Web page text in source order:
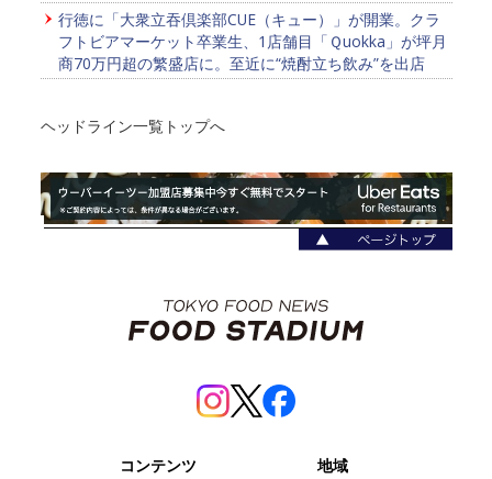
行徳に「大衆立吞倶楽部CUE（キュー）」が開業。クラ
フトビアマーケット卒業生、1店舗目「Ｑuokka」が坪月
商70万円超の繁盛店に。至近に“焼酎立ち飲み”を出店
ヘッドライン一覧トップへ
コンテンツ
地域